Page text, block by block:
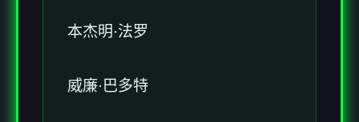
本杰明·法罗
威廉·巴多特